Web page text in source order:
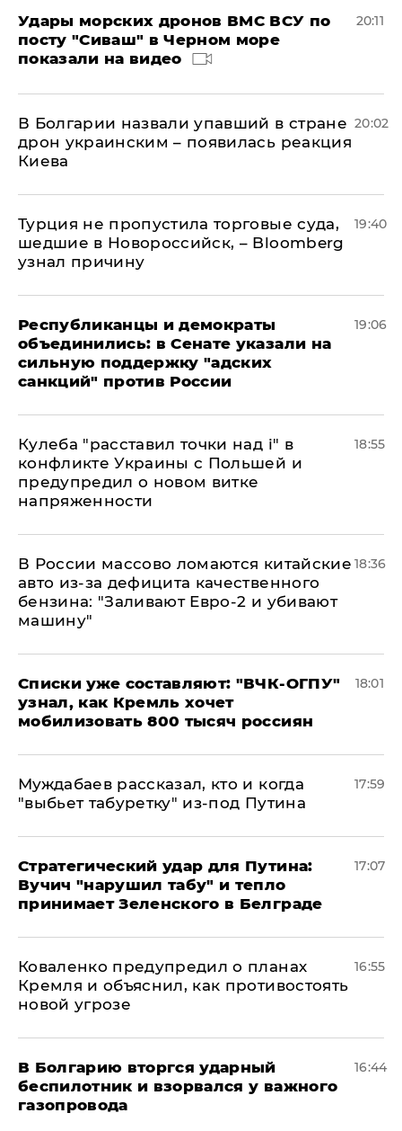
Удары морских дронов ВМС ВСУ по
посту "Сиваш" в Черном море
показали на видео
20:11
В Болгарии назвали упавший в стране
дрон украинским – появилась реакция
Киева
20:02
Турция не пропустила торговые суда,
шедшие в Новороссийск, – Bloomberg
узнал причину
19:40
Республиканцы и демократы
объединились: в Сенате указали на
сильную поддержку "адских
санкций" против России
19:06
Кулеба "расставил точки над і" в
конфликте Украины с Польшей и
предупредил о новом витке
напряженности
18:55
В России массово ломаются китайские
авто из-за дефицита качественного
бензина: "Заливают Евро-2 и убивают
машину"
18:36
Списки уже составляют: "ВЧК-ОГПУ"
узнал, как Кремль хочет
мобилизовать 800 тысяч россиян
18:01
Муждабаев рассказал, кто и когда
"выбьет табуретку" из-под Путина
17:59
Стратегический удар для Путина:
Вучич "нарушил табу" и тепло
принимает Зеленского в Белграде
17:07
Коваленко предупредил о планах
Кремля и объяснил, как противостоять
новой угрозе
16:55
В Болгарию вторгся ударный
беспилотник и взорвался у важного
газопровода
16:44